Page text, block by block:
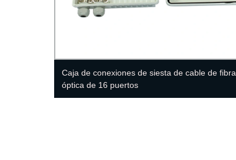
Caja de conexiones de siesta de cable de fibra
óptica de 16 puertos